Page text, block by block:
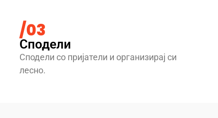
/03
Сподели
Сподели со пријатели и организирај си
лесно.